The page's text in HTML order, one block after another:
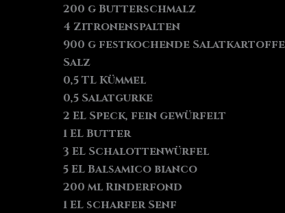
200 g Butterschmalz
4 Zitronenspalten
900 g festkochende
Salz
0,5 TL Kümmel
0,5 Salatgurke
2 EL Speck, fein gewürfelt
1 EL Butter
3 EL Schalottenwürfel
5 EL Balsamico bianco
200 ml Rinderfond
1 EL scharfer Senf